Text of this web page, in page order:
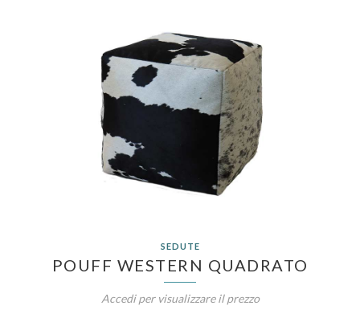
SEDUTE
POUFF WESTERN QUADRATO
Accedi per visualizzare il prezzo